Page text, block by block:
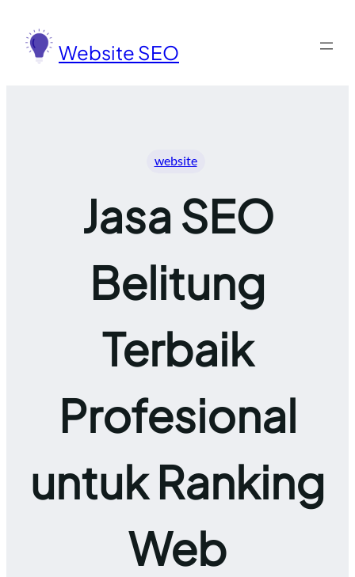
konten
Website SEO
website
Jasa SEO
Belitung
Terbaik
Profesional
untuk Ranking
Web